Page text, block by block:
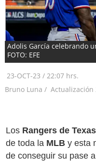
Adolis García celebrando
FOTO: EFE
23-OCT-23 / 22:07 hrs.
Bruno Luna / Actualización
Los Rangers de Texas
de toda la MLB y esta
de conseguir su pase